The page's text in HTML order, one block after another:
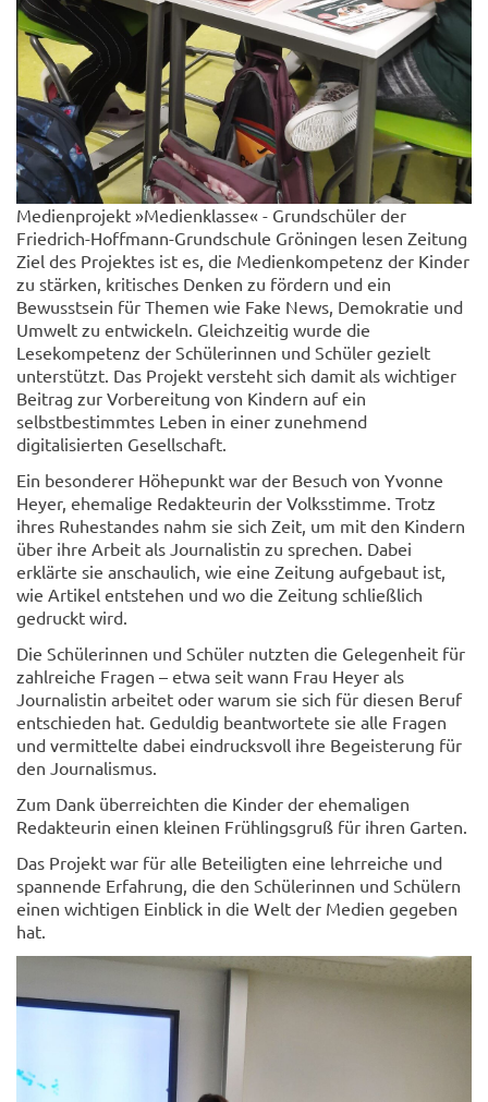
Medienprojekt »Medienklasse« - Grundschüler der
Friedrich-Hoffmann-Grundschule Gröningen lesen Zeitung
Ziel des Projektes ist es, die Medienkompetenz der Kinder
zu stärken, kritisches Denken zu fördern und ein
Bewusstsein für Themen wie Fake News, Demokratie und
Umwelt zu entwickeln. Gleichzeitig wurde die
Lesekompetenz der Schülerinnen und Schüler gezielt
unterstützt. Das Projekt versteht sich damit als wichtiger
Beitrag zur Vorbereitung von Kindern auf ein
selbstbestimmtes Leben in einer zunehmend
digitalisierten Gesellschaft.
Ein besonderer Höhepunkt war der Besuch von Yvonne
Heyer, ehemalige Redakteurin der Volksstimme. Trotz
ihres Ruhestandes nahm sie sich Zeit, um mit den Kindern
über ihre Arbeit als Journalistin zu sprechen. Dabei
erklärte sie anschaulich, wie eine Zeitung aufgebaut ist,
wie Artikel entstehen und wo die Zeitung schließlich
gedruckt wird.
Die Schülerinnen und Schüler nutzten die Gelegenheit für
zahlreiche Fragen – etwa seit wann Frau Heyer als
Journalistin arbeitet oder warum sie sich für diesen Beruf
entschieden hat. Geduldig beantwortete sie alle Fragen
und vermittelte dabei eindrucksvoll ihre Begeisterung für
den Journalismus.
Zum Dank überreichten die Kinder der ehemaligen
Redakteurin einen kleinen Frühlingsgruß für ihren Garten.
Das Projekt war für alle Beteiligten eine lehrreiche und
spannende Erfahrung, die den Schülerinnen und Schülern
einen wichtigen Einblick in die Welt der Medien gegeben
hat.